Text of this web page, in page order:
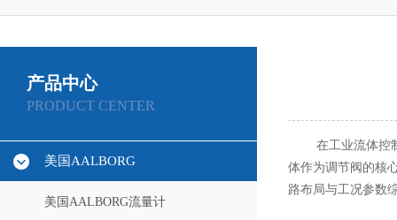
产品中心
PRODUCT CENTER
美国AALBORG
美国AALBORG流量计
在工业流体控
体作为调节阀的核
路布局与工况参数